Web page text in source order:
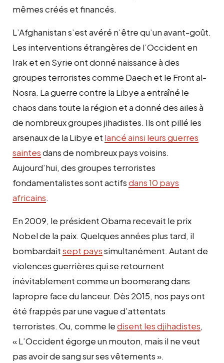
mêmes créés et financés.
L’Afghanistan s’est avéré n’être qu’un avant-goût.
Les interventions étrangères de l’Occident en
Irak et en Syrie ont donné naissance à des
groupes terroristes comme Daech et le Front al-
Nosra. La guerre contre la Libye a entraîné le
chaos dans toute la région et a donné des ailes à
de nombreux groupes jihadistes. Ils ont pillé les
arsenaux de la Libye et lancé ainsi leurs guerres
saintesdans de nombreux pays voisins.
Aujourd’hui, des groupes terroristes
fondamentalistes sont actifsdans 10 pays
africains.
En 2009, le président Obama recevait le prix
Nobel de la paix. Quelques années plus tard, il
bombardaitsept payssimultanément. Autant de
violences guerrières qui se retournent
inévitablement comme un boomerang dans
lapropre face du lanceur. Dès 2015, nos pays ont
été frappés par une vague d’attentats
terroristes. Ou, comme ledisent les djihadistes,
« L’Occident égorge un mouton, mais il ne veut
pas avoir de sang sur ses vêtements ».